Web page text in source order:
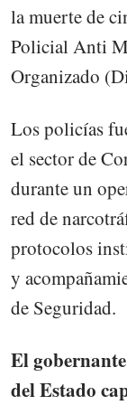
la muerte de
Policial Anti
Organizado
Los policías
el sector de
durante un
red de
protocolos
y
de Seguridad.
El
del Estado